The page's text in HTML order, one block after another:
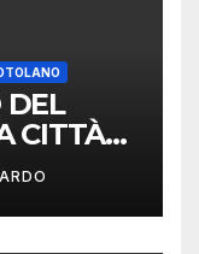
DEL
CITTÀ